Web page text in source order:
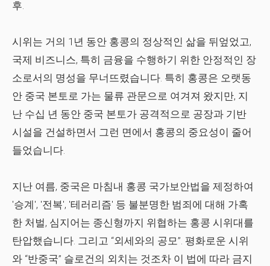
후.
시위는 거의 1년 동안 홍콩의 정상적인 삶을 뒤엎었고,
국제 비즈니스, 특히 금융을 수행하기 위한 안정적인 장
소로서의 명성을 무너뜨렸습니다. 특히 홍콩은 오랫동
안 중국 본토로 가는 물류 관문으로 여겨져 왔지만, 지
난 수십 년 동안 중국 본토가 공격적으로 공장과 기반
시설을 건설하면서 그런 면에서 홍콩의 중요성이 줄어
들었습니다.
지난 여름, 중국은 마침내 홍콩 국가보안법을 제정하여
'승계', '전복', '테러리즘' 등 불분명한 범죄에 대해 가혹
한 처벌, 심지어는 종신형까지 위협하는 홍콩 시위대를
탄압했습니다. 그리고 “외세와의 공모”. 평화로운 시위
와 “반중국” 슬로건의 외치는 것조차 이 법에 따라 금지